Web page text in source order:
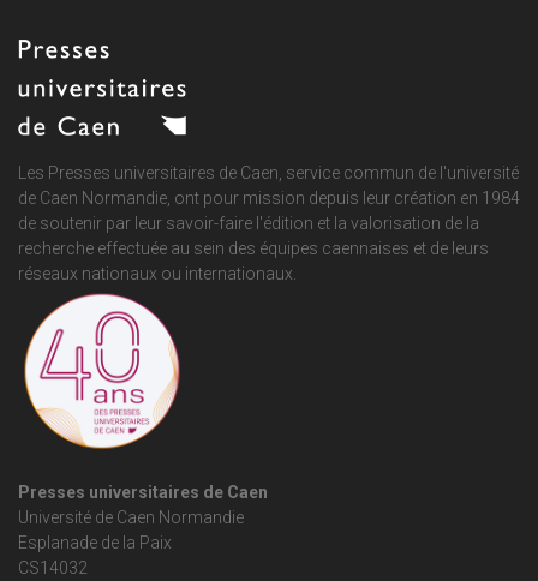
Les Presses universitaires de Caen, service commun de l'université
de Caen Normandie , ont pour mission depuis leur création en 1984
de soutenir par leur savoir-faire l'édition et la valorisation de la
recherche effectuée au sein des équipes caennaises et de leurs
réseaux nationaux ou internationaux.
Presses universitaires de Caen
Université de Caen Normandie
Esplanade de la Paix
CS14032